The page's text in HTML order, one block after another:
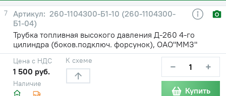
7
260-1104300-Б1-10 (260-1104300-
Б1-04)
Трубка топливная высокого давления Д-260 4-го
цилиндра (боков.подключ. форсунок), ОАО"ММЗ"
Наличие
Цена с НДС
1 500 руб.
К схеме − +
Купить